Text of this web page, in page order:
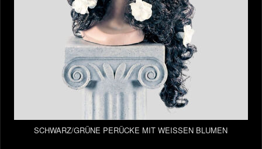
SCHWARZ/GRÜNE PERÜCKE MIT WEISSEN BLUMEN